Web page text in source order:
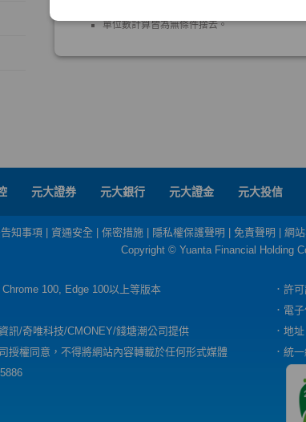
元大證券 元大銀行 元大證金 元大投信
知事項 資通安全 保密措施 隱私權保護聲明 免責聲明 網
Copyright © Yuanta Financial Holding
100, Edge 100以上等版本
．許
．電
訊/奇唯科技/CMONEY/錢塘潮公司提供
．地
授權同意，不得將網站內容轉載於任何形式媒體
．統